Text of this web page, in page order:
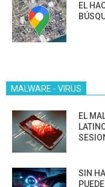
EL
MALWARE - VIRUS
EL
SIN